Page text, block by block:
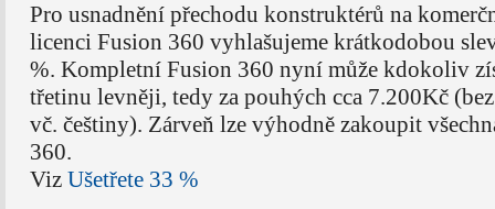
Pro usnadnění přechodu konstruktérů na
licenci Fusion 360 vyhlašujeme krátkodobou
%. Kompletní Fusion 360 nyní může kdokoliv
třetinu levněji, tedy za pouhých cca 7.200Kč
vč. češtiny). Zárveň lze výhodně zakoupit
360.
Viz Ušetřete 33 %